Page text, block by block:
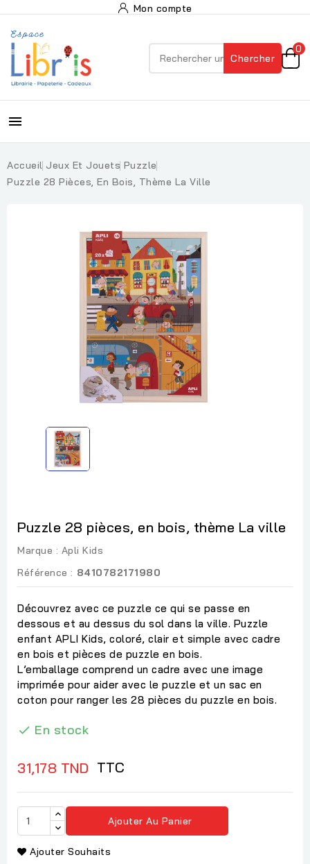
Mon compte
Chercher
0

Accueil Jeux Et Jouets Puzzle
Puzzle 28 Pièces, En Bois, Thème La Ville
Puzzle 28 pièces, en bois, thème La ville
Marque : Apli Kids
Référence : 8410782171980
Découvrez avec ce puzzle ce qui se passe en
dessous et au dessus du sol dans la ville. Puzzle
enfant APLI Kids, coloré, clair et simple avec cadre
en bois et pièces de puzzle en bois.
L’emballage comprend un cadre avec une image
imprimée pour aider avec le puzzle et un sac en
coton pour ranger les 28 pièces du puzzle en bois.
 En stock
31,178 TND TTC
Ajouter Au Panier
Ajouter Souhaits